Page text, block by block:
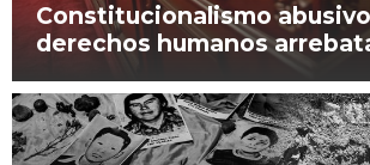
Constitucionalismo
derechos humanos